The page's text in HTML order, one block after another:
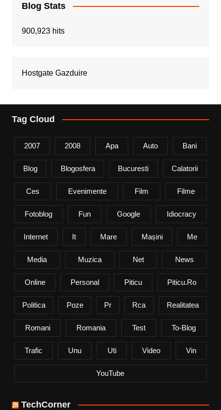
Blog Stats
900,923 hits
Hostgate Gazduire
Tag Cloud
2007 2008 Apa Auto Bani
Blog Blogosfera Bucuresti Calatorii
Ces Evenimente Film Filme
Fotoblog Fun Google Idiocracy
Internet It Mare Mașini Me
Media Muzica Net News
Online Personal Piticu Piticu.ro
Politica Poze Pr Rca Realitatea
Romani Romania Test To-Blog
Trafic Unu Uti Video Vin
YouTube
TechCorner